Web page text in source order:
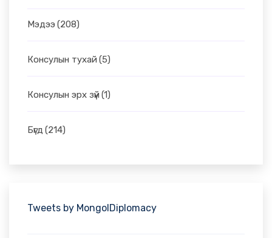
Мэдээ (208)
Консулын тухай (5)
Консулын эрх зүй (1)
Бүгд (214)
Tweets by MongolDiplomacy